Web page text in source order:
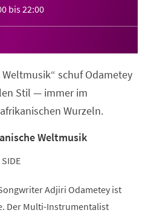
bis22:00
schuf Odametey
Stil — immer im
Wurzeln.
Weltmusik
Adjiri Odametey ist
Der Multi-Instrumentalist